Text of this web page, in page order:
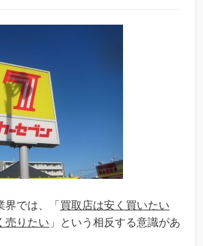
界では、「 買取店は安く買いたい
売りたい 」という相反する意識があ